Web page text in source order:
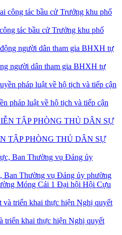
tác bầu cử Trưởng khu phố
người dân tham gia BHXH tự
pháp luật về hộ tịch và tiếp cận
TẬP PHÒNG THỦ DÂN SỰ
Ban Thường vụ Đảng ủy phường
Đại hội Hội Cựu
triển khai thực hiện Nghị quyết